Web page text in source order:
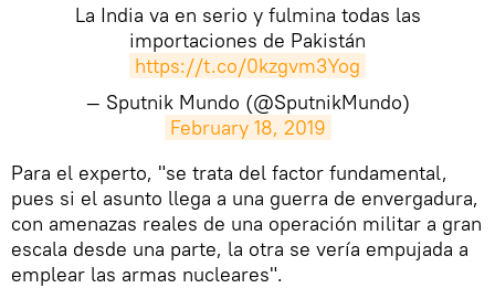
La India va en serio y fulmina todas las
importaciones de Pakistán
https://t.co/0kzgvm3Yog
— Sputnik Mundo (@SputnikMundo)
February 18, 2019
​Para el experto, "se trata del factor fundamental,
pues si el asunto llega a una guerra de envergadura,
con amenazas reales de una operación militar a gran
escala desde una parte, la otra se vería empujada a
emplear las armas nucleares".